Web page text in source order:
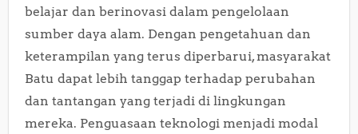
belajar dan berinovasi dalam pengelolaan
sumber daya alam. Dengan pengetahuan dan
keterampilan yang terus diperbarui, masyarakat
Batu dapat lebih tanggap terhadap perubahan
dan tantangan yang terjadi di lingkungan
mereka. Penguasaan teknologi menjadi modal